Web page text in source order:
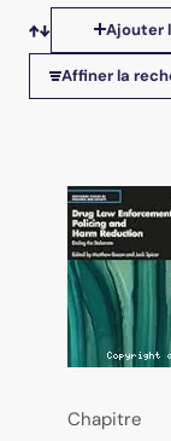
Tris
Ajouter
Affiner la
Chapitre